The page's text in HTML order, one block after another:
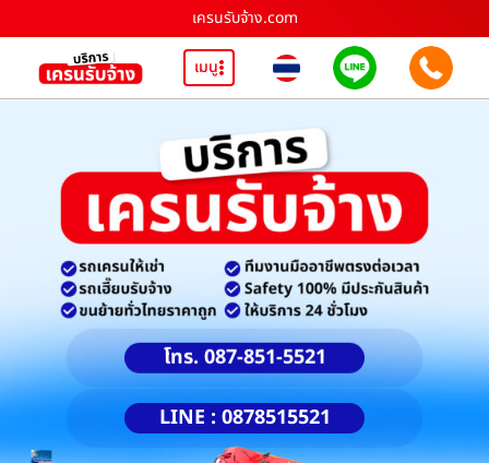
เครนรับจ้าง.com
เมนู
โทร. 087-851-5521
LINE : 0878515521